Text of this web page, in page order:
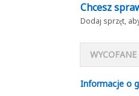
Chcesz
Dodaj sprzęt,
Informacje o